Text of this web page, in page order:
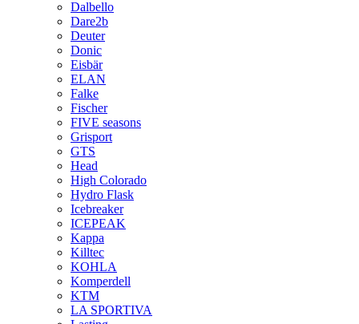
Dalbello
Dare2b
Deuter
Donic
Eisbär
ELAN
Falke
Fischer
FIVE seasons
Grisport
GTS
Head
High Colorado
Hydro Flask
Icebreaker
ICEPEAK
Kappa
Killtec
KOHLA
Komperdell
KTM
LA SPORTIVA